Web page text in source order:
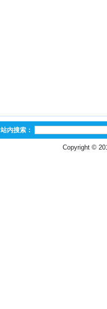
站内搜索：
Copyright ©